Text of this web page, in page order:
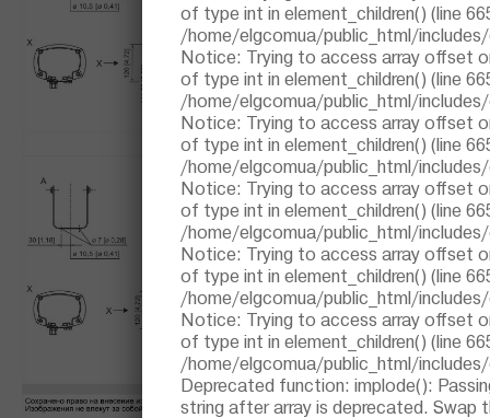
of type int inelement_children() (line
/home/elgcomua/public_html/
Notice: Trying to access array offset
of type int inelement_children() (line
/home/elgcomua/public_html/
Notice: Trying to access array offset
of type int inelement_children() (line
/home/elgcomua/public_html/
Notice: Trying to access array offset
of type int inelement_children() (line
/home/elgcomua/public_html/
Notice: Trying to access array offset
of type int inelement_children() (line
/home/elgcomua/public_html/
Notice: Trying to access array offset
of type int inelement_children() (line
/home/elgcomua/public_html/
Deprecated function: implode():
string after array is deprecated. Swap